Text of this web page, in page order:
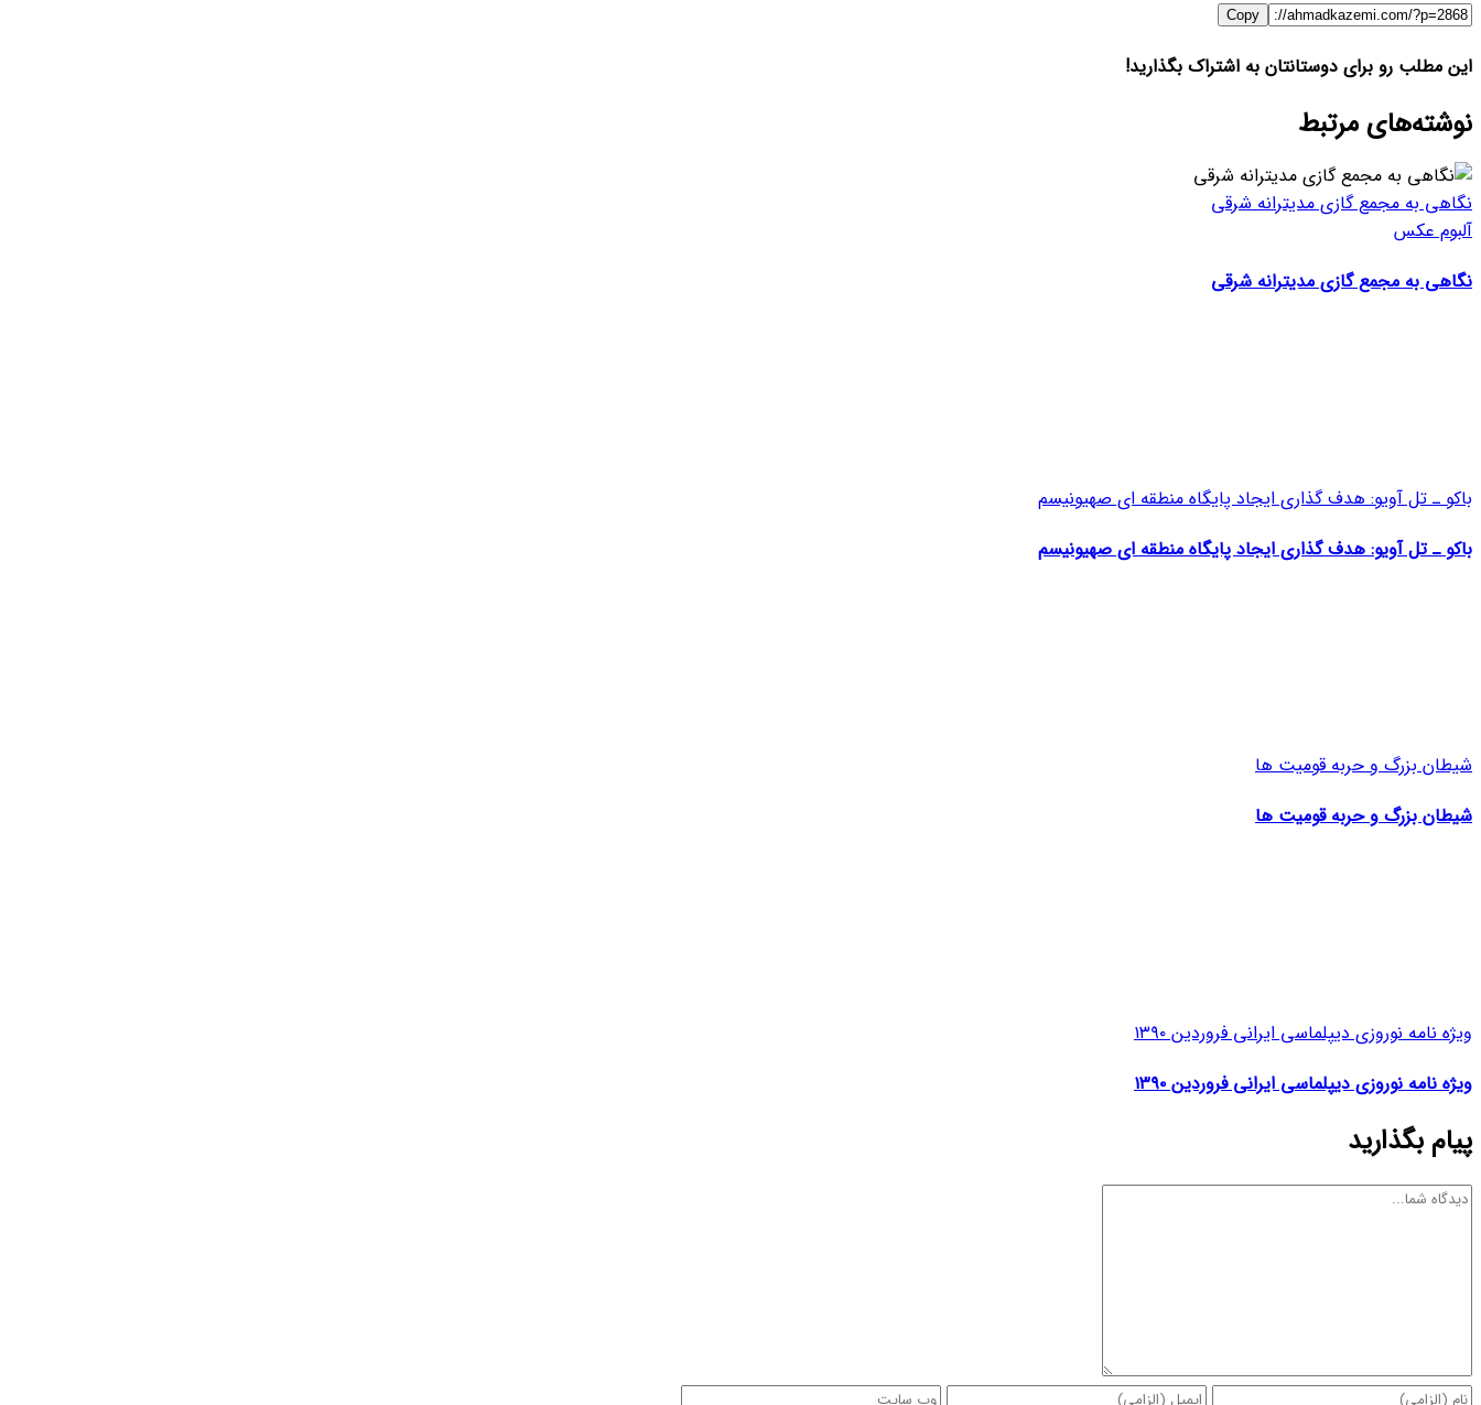
Copy
این مطلب رو برای دوستانتان به اشتراک بگذارید!
Facebook
X
LinkedIn
WhatsApp
Telegram
ایمیل
نوشته‌‌های مرتبط
نگاهی به مجمع گازی مدیترانه شرقی
آلبوم عکس
نگاهی به مجمع گازی مدیترانه شرقی
باکو ـ تل آویو: هدف گذاری ایجاد پایگاه منطقه ای صهیونیسم
باکو ـ تل آویو: هدف گذاری ایجاد پایگاه منطقه ای صهیونیسم
شیطان بزرگ و حربه قومیت ها
شیطان بزرگ و حربه قومیت ها
ویژه نامه نوروزی دیپلماسی ایرانی فروردین ۱۳۹۰
ویژه نامه نوروزی دیپلماسی ایرانی فروردین ۱۳۹۰
پیام بگذارید
دیدگاه